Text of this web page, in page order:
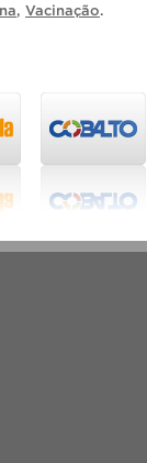
, Vacinação.